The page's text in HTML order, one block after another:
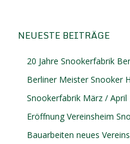
NEUESTE BEITRÄGE
20 Jahre Snookerfabrik
Berliner Meister Snooker
Snookerfabrik März / April
Eröffnung Vereinsheim
Bauarbeiten neues